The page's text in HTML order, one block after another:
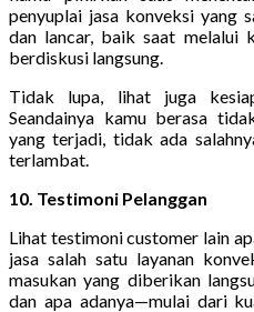
penyuplai jasa konveksi yang
dan lancar, baik saat melalui
berdiskusi langsung.
Tidak lupa, lihat juga
Seandainya kamu berasa
yang terjadi, tidak ada
terlambat.
10. Testimoni Pelanggan
Lihat testimoni customer lain
jasa salah satu layanan
masukan yang diberikan
dan apa adanya—mulai dari